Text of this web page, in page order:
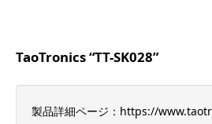
TaoTronics “TT-SK028”
製品詳細ページ：https://